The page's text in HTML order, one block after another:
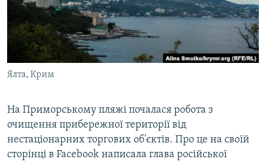
ВІДЕОУРОКИ «ELIFBE»
СВІДЧЕННЯ ОКУПАЦІЇ
УКРАЇНСЬКА ПРОБЛЕМА КРИМУ
ІНФОГРАФІКА
Русский
Qırımtatar
ДОЛУЧАЙСЯ!
Усі сайти RFE/RL
Ялта, Крим
На Приморському пляжі почалася робота з
очищення прибережної території від
нестаціонарних торгових об'єктів. Про це на своїй
сторінці в Facebook написала глава російської